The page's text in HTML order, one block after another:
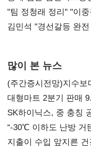
"팀 정청래 정리" "이
다툼 격화
김민석 "경선갈등 완
많이 본 뉴스
(주간증시전망)지수
대형마트 2분기 판매
SK하이닉스, 중 충칭
없어”
“-30℃ 이하도 난방 거
협력
지출이 수입 앞지른